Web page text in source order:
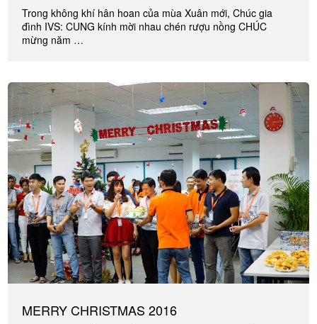
Trong không khí hân hoan của mùa Xuân mới, Chúc gia
đình IVS: CUNG kính mời nhau chén rượu nồng CHÚC
mừng năm …
MERRY CHRISTMAS 2016